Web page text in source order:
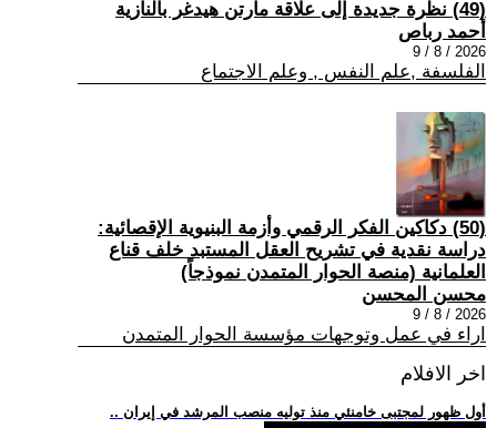
(49) نظرة جديدة إلى علاقة مارتن هيدغر بالنازية
أحمد رباص
2026 / 8 / 9
الفلسفة ,علم النفس , وعلم الاجتماع
(50) دكاكين الفكر الرقمي وأزمة البنيوية الإقصائية:
دراسة نقدية في تشريح العقل المستبد خلف قناع
العلمانية (منصة الحوار المتمدن نموذجاً)
محسن المحسن
2026 / 8 / 9
اراء في عمل وتوجهات مؤسسة الحوار المتمدن
اخر الافلام
.. أول ظهور لمجتبى خامنئي منذ توليه منصب المرشد في إيران